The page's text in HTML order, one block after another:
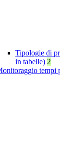
Tipologie di
in tabelle) 2
tempi